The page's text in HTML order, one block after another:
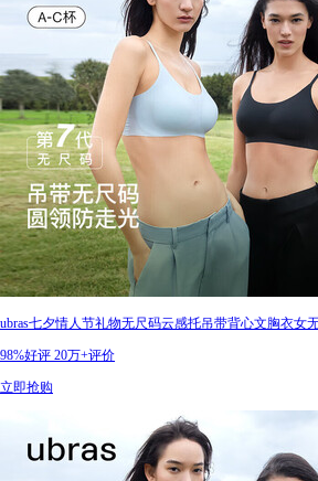
ubras七夕情人节礼物无尺码云感托吊带背心文胸衣女
98%好评 20万+评价
立即抢购